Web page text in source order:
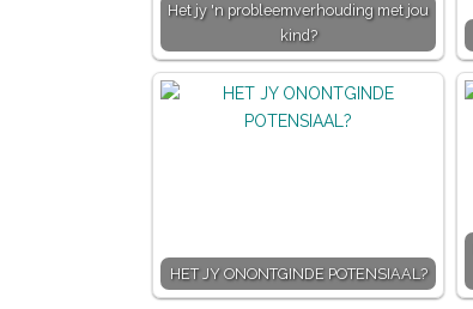
Het jy 'n probleemverhouding met jou
kind?
HET JY ONONTGINDE POTENSIAAL?